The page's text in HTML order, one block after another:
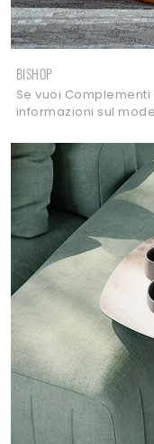
BISHOP
Se vuoi
informazioni sul